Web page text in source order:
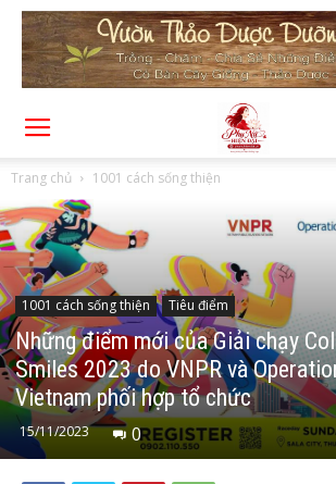
Trang chủ 1001 cách sống thiện
1001 cách sống thiện Tiêu điểm
Những điểm mới của Giải chạy
Smiles 2023 do VNPR và
Vietnam phối hợp tổ chức
15/11/2023 0